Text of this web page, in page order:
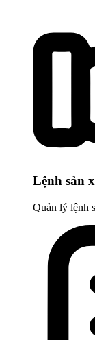
Lệnh sản
Quản lý lệnh